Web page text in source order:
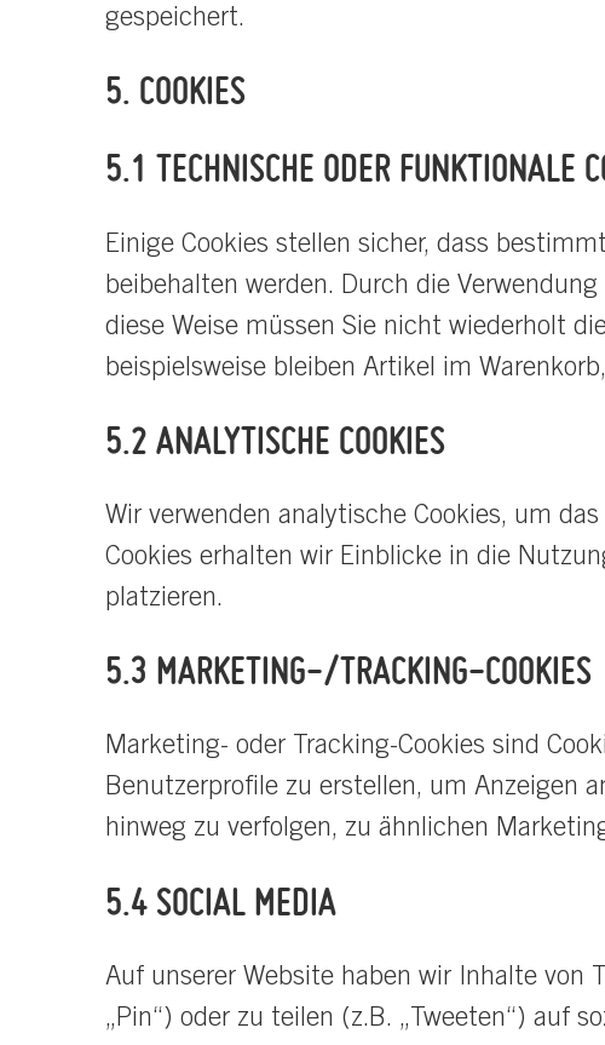
gespeichert.
5. COOKIES
5.1 TECHNISCHE ODER FUNKTIONALE
Einige Cookies stellen sicher, dass
beibehalten werden. Durch die
diese Weise müssen Sie nicht wiederholt
beispielsweise bleiben Artikel im
5.2 ANALYTISCHE COOKIES
Wir verwenden analytische Cookies, um
Cookies erhalten wir Einblicke in die
platzieren.
5.3 MARKETING-/TRACKING-COOKIES
Marketing- oder Tracking-Cookies sind
Benutzerprofile zu erstellen, um Anzeigen
hinweg zu verfolgen, zu ähnlichen
5.4 SOCIAL MEDIA
Auf unserer Website haben wir Inhalte von
„Pin“) oder zu teilen (z.B. „Tweeten“) auf